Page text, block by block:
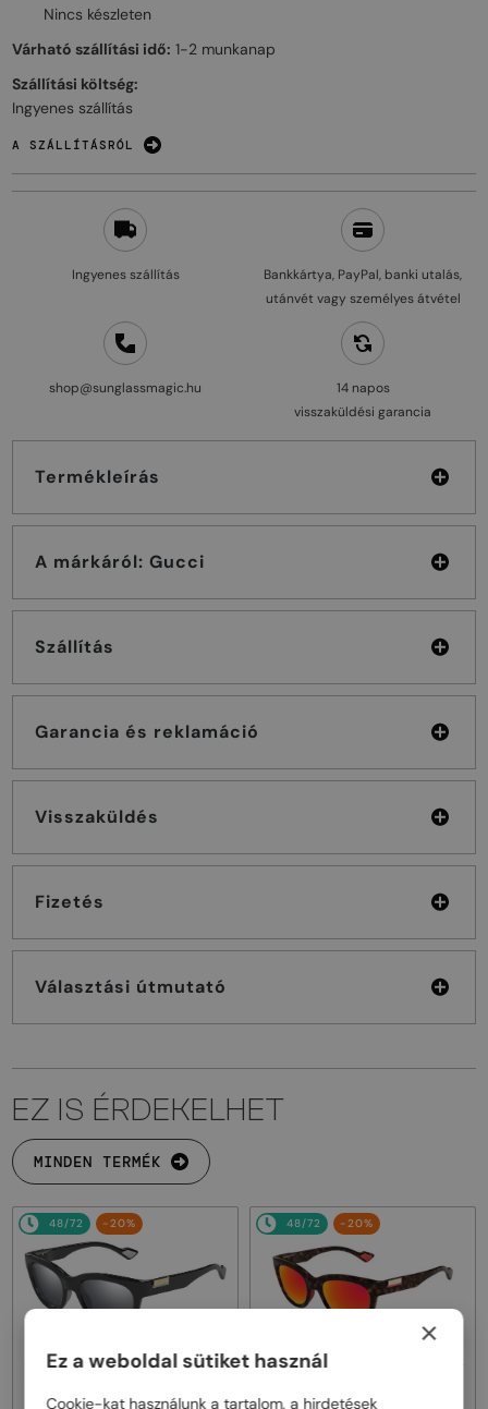
Ingyenes szállítás
Bankkártya, PayPal, banki utalás,
utánvét vagy személyes átvétel
shop@sunglassmagic.hu
14 napos
visszaküldési garancia
Termékleírás
A márkáról: Gucci
Szállítás
Garancia és reklamáció
Visszaküldés
Fizetés
Választási útmutató
Nincs készleten
Várható szállítási idő: 1-2 munkanap
Szállítási költség:
Ingyenes szállítás
A SZÁLLÍTÁSRÓL
EZ IS ÉRDEKELHET
MINDEN TERMÉK
48/72 -20% 48/72 -20%
×
Ez a weboldal sütiket használ
Cookie-kat használunk a tartalom, a hirdetések